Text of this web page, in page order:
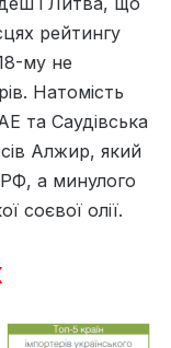
рейтингу
му не
Натомість
та Саудівська
Алжир, який
а минулого
соєвої олії.